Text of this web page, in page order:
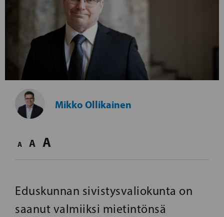
Mikko Ollikainen
A A A
Eduskunnan sivistysvaliokunta on
saanut valmiiksi mietintönsä